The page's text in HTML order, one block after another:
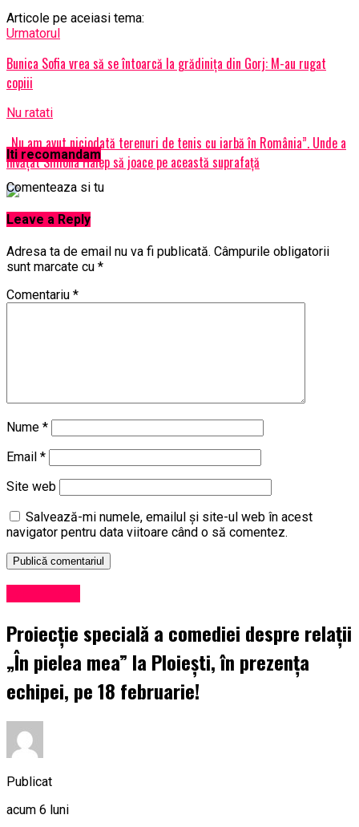
Articole pe aceiasi tema:
Urmatorul
Bunica Sofia vrea să se întoarcă la grădiniţa din Gorj: M-au rugat
copiii
Nu ratati
„Nu am avut niciodată terenuri de tenis cu iarbă în România”. Unde a
învăţat Simona Halep să joace pe această suprafaţă
Iti recomandam
Comenteaza si tu
Leave a Reply
Adresa ta de email nu va fi publicată. Câmpurile obligatorii
sunt marcate cu *
Comentariu *
Nume *
Email *
Site web
Salvează-mi numele, emailul și site-ul web în acest
navigator pentru data viitoare când o să comentez.
Proiecție specială a comediei despre relații
„În pielea mea” la Ploiești, în prezența
echipei, pe 18 februarie!
Publicat
acum 6 luni